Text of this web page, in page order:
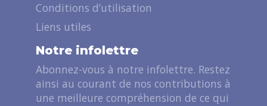
Conditions d’utilisation
Liens utiles
Notre infolettre
Abonnez-vous à notre infolettre. Restez
ainsi au courant de nos contributions à
une meilleure compréhension de ce qui